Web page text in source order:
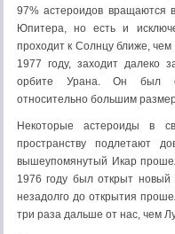
97% астероидов вращаются
Юпитера, но есть и
проходит к Солнцу ближе,
1977 году, заходит далеко
орбите Урана. Он был
относительно большим
Некоторые астероиды в
пространству подлетают
вышеупомянутый Икар
1976 году был открыт новый
незадолго до открытия
три раза дальше от нас, чем